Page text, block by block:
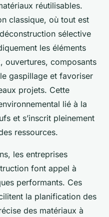
réutilisables.
classique, où tout est
sélective
les éléments
ouvertures, composants
gaspillage et favoriser
projets. Cette
lié à la
et s’inscrit pleinement
ressources.
les entreprises
font appel à
performants. Ces
la planification des
des matériaux à